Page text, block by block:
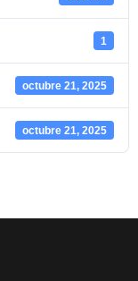
1
octubre 21, 2025
octubre 21, 2025